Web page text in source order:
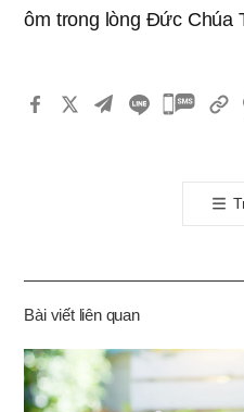
ôm trong lòng Đức Chúa
Bài viết liên quan